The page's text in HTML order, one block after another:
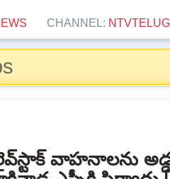
CHANNEL:
వాహనాలను